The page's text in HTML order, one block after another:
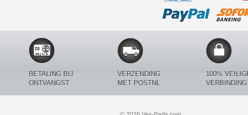
BETALING BIJ
ONTVANGST
VERZENDING
MET POSTNL
100%
VERBINDING